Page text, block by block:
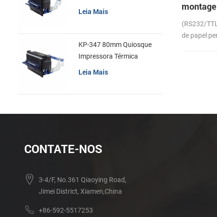
recibos
(RS232/
de papel
recibos
Leia Mais
KP-347 80mm Quiosque
Impressora Térmica
Leia Mais
CONTATE-NOS
3-4/F, No.361 Qiaoying Road,
Jimei District, Xiamen,China
+86-592-5517253